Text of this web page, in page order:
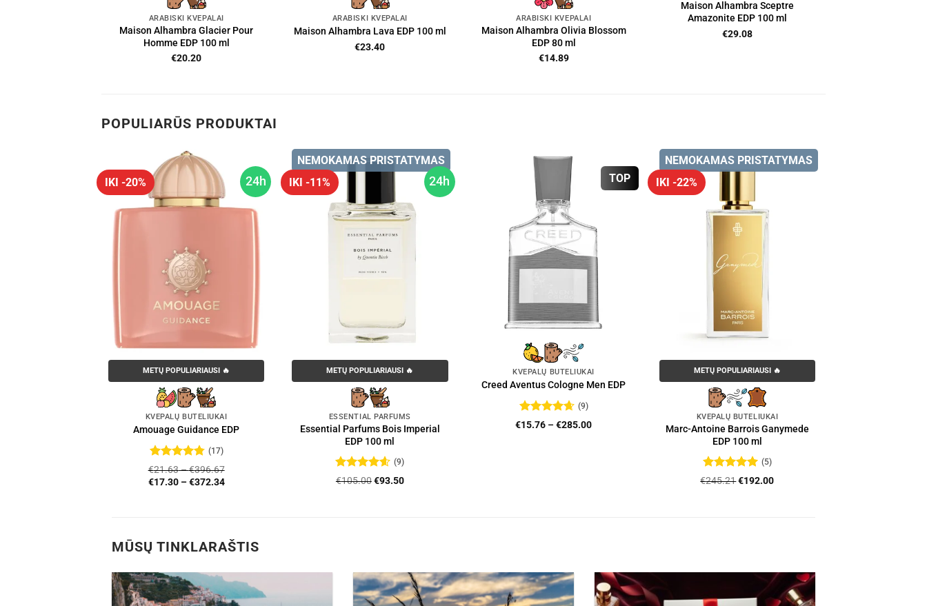
ARABIŠKI KVEPALAI
Maison Alhambra Glacier Pour
Homme EDP 100 ml
€20.20
ARABIŠKI KVEPALAI
Maison Alhambra Lava EDP 100 ml
€23.40
ARABIŠKI KVEPALAI
Maison Alhambra Olivia Blossom
EDP 80 ml
€14.89
Maison Alhambra Sceptre
Amazonite EDP 100 ml
€29.08
POPULIARŪS PRODUKTAI
24h
IKI -20%
METŲ POPULIARIAUSI 🔥
KVEPALŲ BUTELIUKAI
Amouage Guidance EDP
Įvertinimas:
4.76iš 5
(17)
€21.63–€396.67
€17.30–€372.34
24h
IKI -11%
NEMOKAMAS PRISTATYMAS
METŲ POPULIARIAUSI 🔥
ESSENTIAL PARFUMS
Essential Parfums Bois Imperial
EDP 100 ml
Įvertinimas:
(9)
€105.00Original
€93.50Current
TOP
KVEPALŲ BUTELIUKAI
Creed Aventus Cologne Men EDP
Įvertinimas:
(9)
€15.76 – €285.00Price
IKI -22%
NEMOKAMAS PRISTATYMAS
METŲ POPULIARIAUSI 🔥
KVEPALŲ BUTELIUKAI
Marc-Antoine Barrois Ganymede
EDP 100 ml
Įvertinimas:
(5)
€245.21Original
€192.00Current
MŪSŲ TINKLARAŠTIS